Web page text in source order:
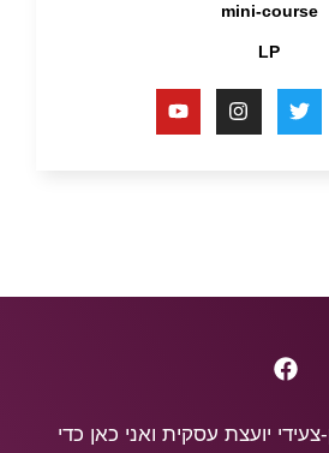
mini-course
LP
יועצת עסקית ואני כאן כדי